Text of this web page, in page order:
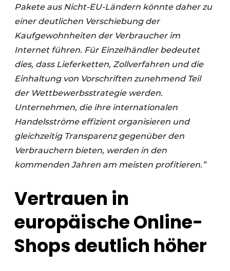
Pakete aus Nicht-EU-Ländern könnte daher zu
einer deutlichen Verschiebung der
Kaufgewohnheiten der Verbraucher im
Internet führen. Für Einzelhändler bedeutet
dies, dass Lieferketten, Zollverfahren und die
Einhaltung von Vorschriften zunehmend Teil
der Wettbewerbsstrategie werden.
Unternehmen, die ihre internationalen
Handelsströme effizient organisieren und
gleichzeitig Transparenz gegenüber den
Verbrauchern bieten, werden in den
kommenden Jahren am meisten profitieren.”
Vertrauen in
europäische Online-
Shops deutlich höher